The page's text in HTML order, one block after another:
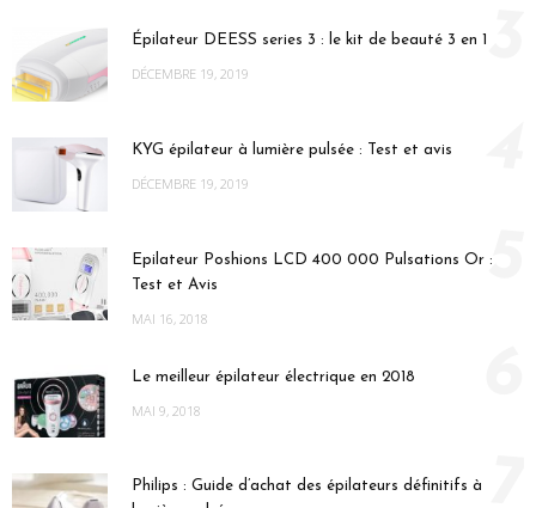
Épilateur DEESS series 3 : le kit de beauté 3 en 1
DÉCEMBRE 19, 2019 3
KYG épilateur à lumière pulsée : Test et avis
DÉCEMBRE 19, 2019
Epilateur Poshions LCD 400 000 Pulsations Or :
Test et Avis
MAI 16, 2018
5
Le meilleur épilateur électrique en 2018
MAI 9, 2018
Philips : Guide d’achat des épilateurs définitifs à